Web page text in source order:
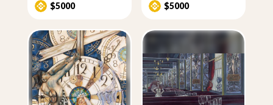
$5000 $5000